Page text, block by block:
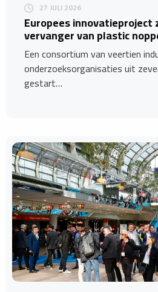
27 JULI 2026
Europees innovatieproject
vervanger van plastic
Een consortium van veertien
onderzoeksorganisaties uit
gestart…